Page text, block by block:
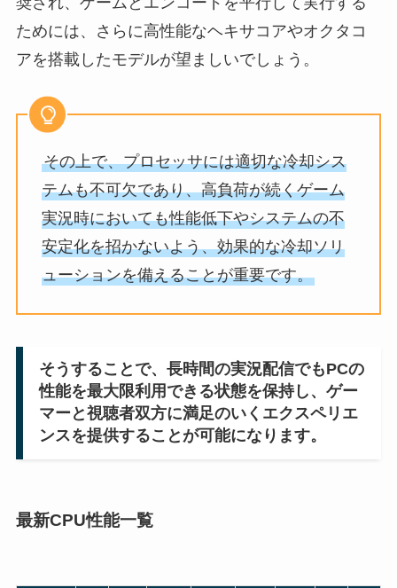
ためには、さらに高性能なヘキサコアやオクタコ
アを搭載したモデルが望ましいでしょう。
その上で、プロセッサには適切な冷却シス
テムも不可欠であり、高負荷が続くゲーム
実況時においても性能低下やシステムの不
安定化を招かないよう、効果的な冷却ソリ
ューションを備えることが重要です。
そうすることで、長時間の実況配信でもPCの
性能を最大限利用できる状態を保持し、ゲー
マーと視聴者双方に満足のいくエクスペリエ
ンスを提供することが可能になります。
最新CPU性能一覧